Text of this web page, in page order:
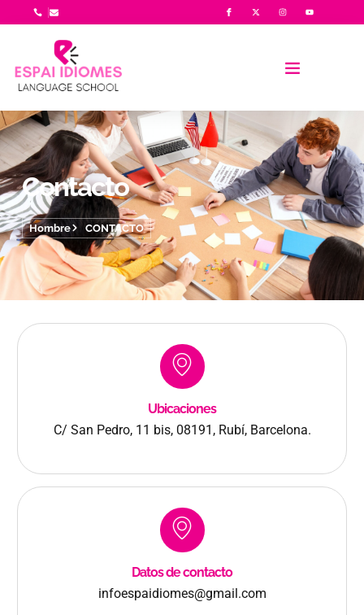
Contacto
Hombre CONTACTO
Ubicaciones
C/ San Pedro, 11 bis, 08191, Rubí, Barcelona.
Datos de contacto
infoespaidiomes@gmail.com